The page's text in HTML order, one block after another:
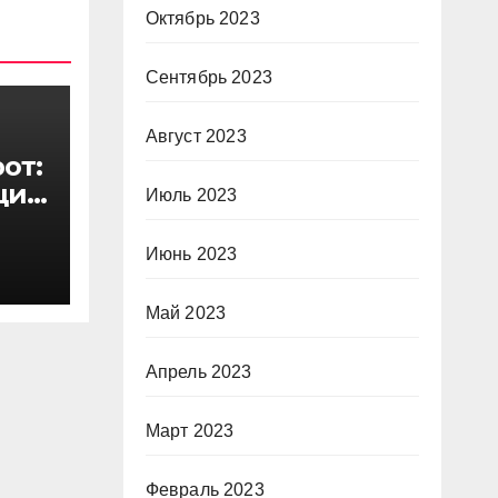
Октябрь 2023
Сентябрь 2023
Август 2023
Июль 2023
Июнь 2023
Май 2023
Апрель 2023
Март 2023
Февраль 2023